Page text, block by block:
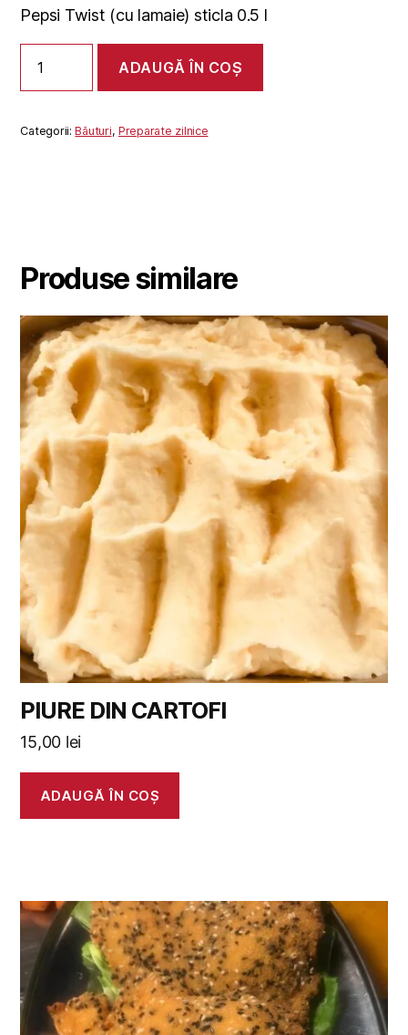
Pepsi Twist (cu lamaie) sticla 0.5 l
PEPSI
TWIST
L
ADAUGĂ ÎN COȘ
Categorii:Băuturi,Preparate zilnice
Produse similare
PIURE DIN CARTOFI
15,00 lei
ADAUGĂ ÎN COȘ